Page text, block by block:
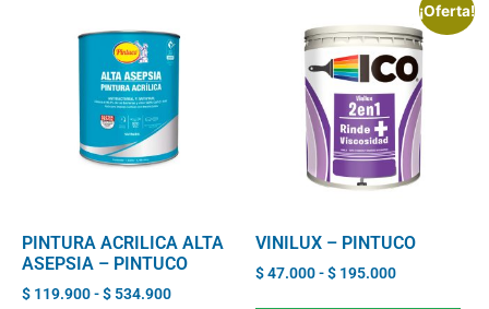
PINTURA ACRILICA ALTA
ASEPSIA – PINTUCO
$ 119.900-$ 534.900
¡Oferta!
VINILUX – PINTUCO
$47.000-$ 195.000